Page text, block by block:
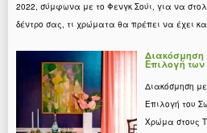
2022, σύμφωνα με το Φενγκ Σούι, για να
δέντρο σας, τι χρώματα θα πρέπει να έχει
Διακόσμηση
Επιλογή
Διακόσμηση
Επιλογή του
Χρώμα στους